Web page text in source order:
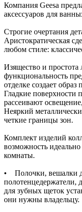
Компания Geesa
аксессуаров для
Строгие очертания
Аристократическая
любом стиле:
Изящество и
функциональность
отделке создает
Гладкие поверхности
рассеивают
Неяркий
четкие границы зон.
Комплект изделий
возможность
комнаты.
• Полочки, вешалки
полотенцедержатели,
для зубных щеток
они нужны владельцу.